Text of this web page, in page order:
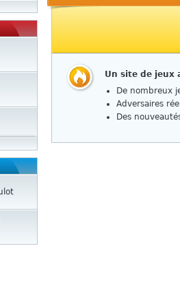
Un site de jeux
De nombreux
Adversaires
Des